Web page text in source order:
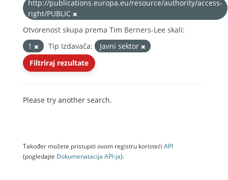
http://publications.europa.eu/resource/authority/access-
right/PUBLIC
Otvorenost skupa prema Tim Berners-Lee skali:
1
Tip Izdavača:
Javni sektor
Filtriraj rezultate
Please try another search.
Također možete pristupiti ovom registru koristeći API
(pogledajte Dokumenаtаcijа API-jа).